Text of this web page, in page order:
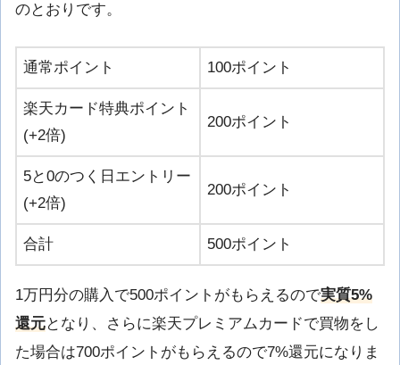
のとおりです。
通常ポイント 100ポイント
楽天カード特典ポイント
(+2倍)
200ポイント
5と0のつく日エントリー
(+2倍)
200ポイント
合計 500ポイント
1万円分の購入で500ポイントがもらえるので実質5%
還元となり、さらに楽天プレミアムカードで買物をし
た場合は700ポイントがもらえるので7%還元になりま